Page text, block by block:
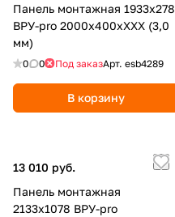
Панель монтажная 1933х278
ВРУ-pro 2000х400хХХХ (3,0
мм)
0 0 Под заказАрт. esb4289
В корзину
13 010 руб.
Панель монтажная
2133х1078 ВРУ-pro